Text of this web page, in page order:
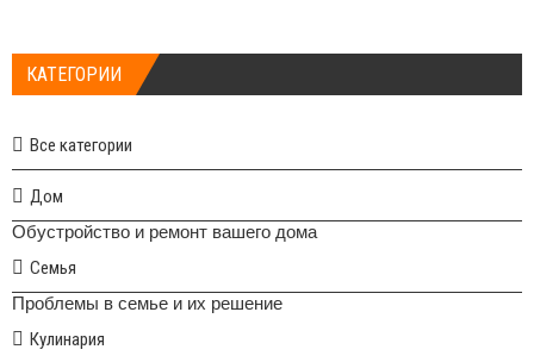
КАТЕГОРИИ
Все категории
Дом
Обустройство и ремонт вашего дома
Семья
Проблемы в семье и их решение
Кулинария